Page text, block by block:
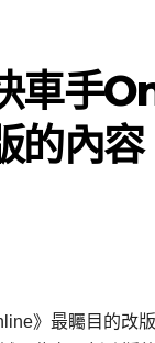
車手
的內容
》最矚目的改